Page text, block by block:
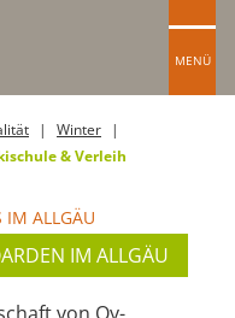
MENÜ
Winter
& Verleih
IM ALLGÄU
IM ALLGÄU